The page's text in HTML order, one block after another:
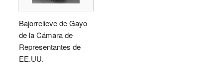
Bajorrelieve de Gayo
de la Cámara de
Representantes de
EE.UU.